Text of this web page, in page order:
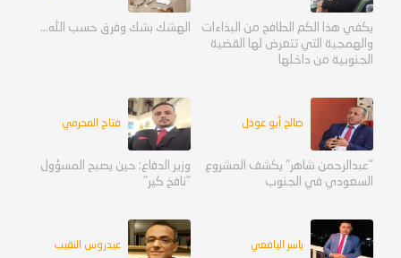
يكفي هذا الكم الطافح من البذاءات
والهمجية التي تتعرض لها القضية
الجنوبية من داخلها
الهشك بشك وفرق حسب الله...
صالح أبو عوذل
"عبدالرحمن شاهر" يكشف المشروع
السعودي في الجنوب
فتاح المحرمي
وزير الدفاع: حين يصبح المسؤول
"نافخ كير"
ياسر اليافعي عيدروس النقيب